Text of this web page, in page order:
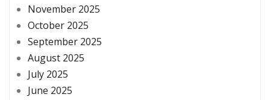
November 2025
October 2025
September 2025
August 2025
July 2025
June 2025